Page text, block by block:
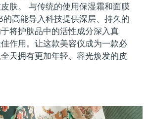
肤。
与传统的使用保湿霜和面膜
高能导入科技提供深层、持久的
将护肤品中的活性成分深入真
作用。让这款美容仪成为一款必
天拥有更加年轻、容光焕发的皮
4 Plus
LED heating
2 go
toning on-the-go
3 套装
facial hydration
口腔护理
4
silicone sonic toothbrush
LED治疗
维那 预计送达日期15/8/26
预计送达日期17/8/26
预计送达日期12/8/26